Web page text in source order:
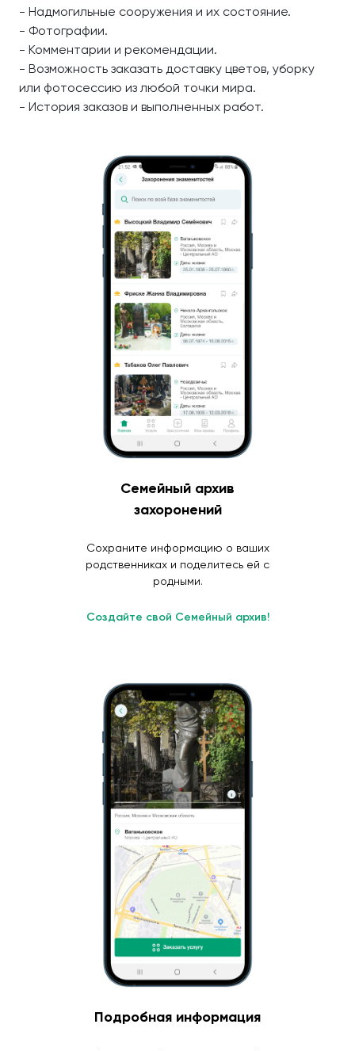
- Надмогильные сооружения и их состояние.
- Фотографии.
- Комментарии и рекомендации.
- Возможность заказать доставку цветов, уборку
или фотосессию из любой точки мира.
- История заказов и выполненных работ.
Семейный архив
захоронений
Сохраните информацию о ваших
родственниках и поделитесь ей с
родными.
Создайте свой Семейный архив!
Подробная информация